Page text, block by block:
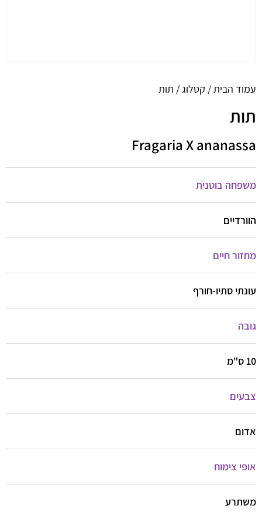
עמוד הבית / קטלוג / תות
תות
Fragaria X ananassa
משפחה בוטנית
הוורדיים
מחזור חיים
עונתי סתיו-חורף
גובה
10 ס"מ
צבעים
אדום
אופי צימוח
משתרע